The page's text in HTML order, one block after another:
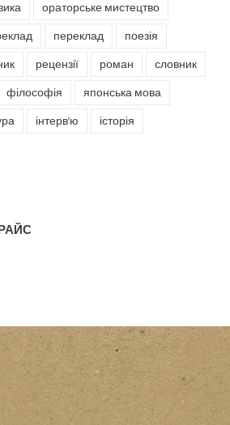
ораторське мистецтво
переклад поезія
рецензії роман словник
філософія японська мова
інтерв'ю історія